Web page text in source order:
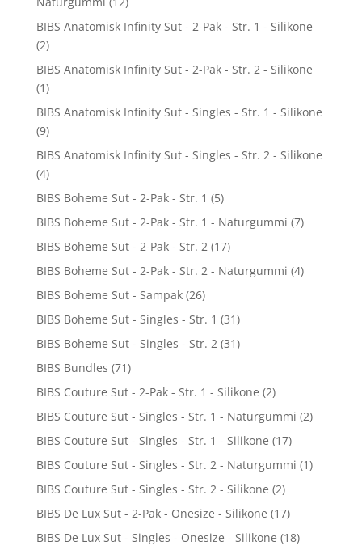
BIBS Anatomisk Infinity Sut - 2-Pak - Str. 1 - Silikone
(2)
BIBS Anatomisk Infinity Sut - 2-Pak - Str. 2 - Silikone
(1)
BIBS Anatomisk Infinity Sut - Singles - Str. 1 - Silikone
(9)
BIBS Anatomisk Infinity Sut - Singles - Str. 2 - Silikone
(4)
BIBS Boheme Sut - 2-Pak - Str. 1 (5)
BIBS Boheme Sut - 2-Pak - Str. 1 - Naturgummi (7)
BIBS Boheme Sut - 2-Pak - Str. 2 (17)
BIBS Boheme Sut - 2-Pak - Str. 2 - Naturgummi (4)
BIBS Boheme Sut - Sampak (26)
BIBS Boheme Sut - Singles - Str. 1 (31)
BIBS Boheme Sut - Singles - Str. 2 (31)
BIBS Bundles (71)
BIBS Couture Sut - 2-Pak - Str. 1 - Silikone (2)
BIBS Couture Sut - Singles - Str. 1 - Naturgummi (2)
BIBS Couture Sut - Singles - Str. 1 - Silikone (17)
BIBS Couture Sut - Singles - Str. 2 - Naturgummi (1)
BIBS Couture Sut - Singles - Str. 2 - Silikone (2)
BIBS De Lux Sut - 2-Pak - Onesize - Silikone (17)
BIBS De Lux Sut - Singles - Onesize - Silikone (18)